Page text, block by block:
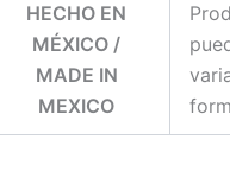
HECHO EN
MÉXICO /
MADE IN
MEXICO